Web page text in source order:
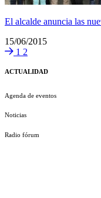
El alcalde anuncia las
15/06/2015
1 2
ACTUALIDAD
Agenda de eventos
Noticias
Radio fórum